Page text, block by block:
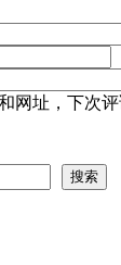
网址，下次评
搜索